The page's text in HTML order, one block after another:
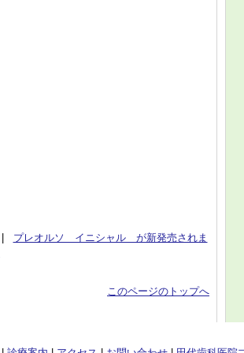
プレオルソ イニシャル が新発売されま
このページのトップへ